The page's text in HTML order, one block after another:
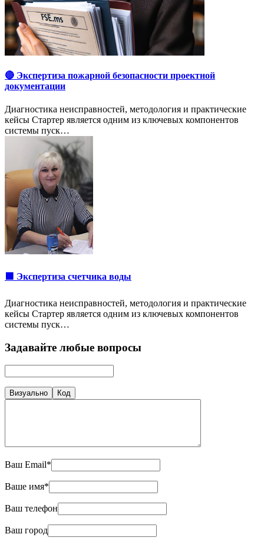
🔴 Экспертиза пожарной безопасности проектной
документации
Диагностика неисправностей, методология и практические
кейсы Стартер является одним из ключевых компонентов
системы пуск…
🟩 Экспертиза счетчика воды
Диагностика неисправностей, методология и практические
кейсы Стартер является одним из ключевых компонентов
системы пуск…
Задавайте любые вопросы
Визуально Код
Ваш Email*
Ваше имя*
Ваш телефон
Ваш город